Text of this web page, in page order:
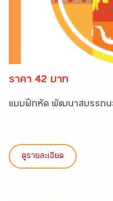
ราคา 42 บาท
แบบฝึกหัด พัฒนาสมรรถน
ดูรายละเอียด